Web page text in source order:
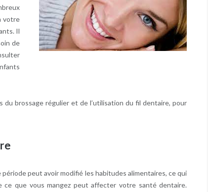
votre
Il
de
brossage régulier et de l’utilisation du fil dentaire, pour
peut avoir modifié les habitudes alimentaires, ce qui
ce que vous mangez peut affecter votre santé dentaire.